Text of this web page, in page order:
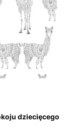
dziecięcego